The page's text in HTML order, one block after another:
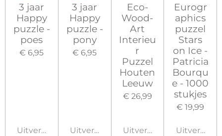
3 jaar
Happy
puzzle -
poes
€ 6,95
Uitverkocht
3 jaar
Happy
puzzle -
pony
€ 6,95
Uitverkocht
Eco-
Wood-
Art
Interieu
r
Puzzel
Houten
Leeuw
€ 26,99
Uitverkocht
Eurogr
aphics
puzzel
Stars
on Ice -
Patricia
Bourqu
e - 1000
stukjes
€ 19,99